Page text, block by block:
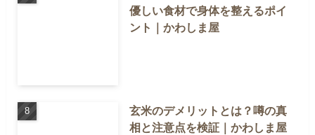
優しい食材で身体を整えるポイ
ント｜かわしま屋
玄米のデメリットとは？噂の真
相と注意点を検証｜かわしま屋